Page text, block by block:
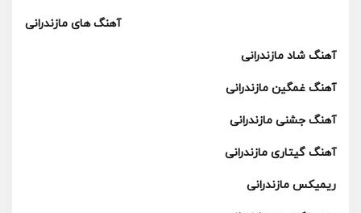
آهنگ های مازندرانی
آهنگ شاد مازندرانی
آهنگ غمگین مازندرانی
آهنگ جشنی مازندرانی
آهنگ گیتاری مازندرانی
ریمیکس مازندرانی